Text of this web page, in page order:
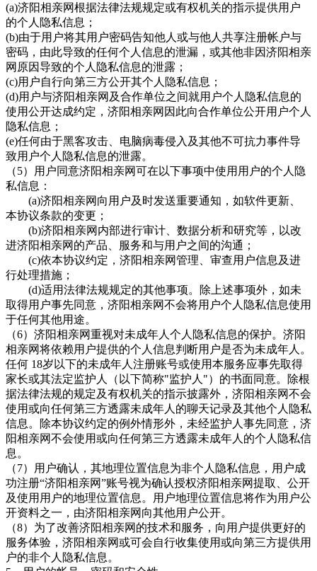
(a)济阳相亲网根据法律法规规定或有权机关的指示提供用户
的个人隐私信息；
(b)由于用户将其用户密码告知他人或与他人共享注册帐户与
密码，由此导致的任何个人信息的泄漏，或其他非因济阳相亲
网 原因导致的个人隐私信息的泄露；
(c)用户自行向第三方公开其个人隐私信息；
(d)用户与济阳相亲网及合作单位之间就用户个人隐私信息的
使用公开达成约定，济阳相亲网因此向合作单位公开用户个人
隐私信息；
(e)任何由于黑客攻击、电脑病毒侵入及其他不可抗力事件导
致用户个人隐私信息的泄露。
（5）用户同意济阳相亲网可在以下事项中使用用户的个人隐
私信息：
(a)济阳相亲网向用户及时发送重要通知，如软件更新、
本协议条款的变更；
(b)济阳相亲网内部进行审计、数据分析和研究等，以改
进济阳相亲网的产品、服务和与用户之间的沟通；
(c)依本协议约定， 济阳相亲网管理、审查用户信息及进
行处理措施；
(d)适用法律法规规定的其他事项。除上述事项外，如未
取得用户事先同意， 济阳相亲网不会将用户个人隐私信息使用
于任何其他用途。
（6） 济阳相亲网重视对未成年人个人隐私信息的保护。济阳
相亲网将依赖用户提供的个人信息判断用户是否为未成年人。
任何 18岁以下的未成年人注册账号或使用本服务应事先取得
家长或其法定监护人（以下简称"监护人"）的书面同意。除根
据法律法规的规定及有权机关的指示披露外， 济阳相亲网不会
使用或向任何第三方透露未成年人的聊天记录及其他个人隐私
信息。除本协议约定的例外情形外，未经监护人事先同意，济
阳相亲网不会使用或向任何第三方透露未成年人的个人隐私信
息。
（7）用户确认，其地理位置信息为非个人隐私信息，用户成
功注册“济阳相亲网”账号视为确认授权济阳相亲网提取、公开
及使用用户的地理位置信息。用户地理位置信息将作为用户公
开资料之一，由济阳相亲网向其他用户公开。
（8）为了改善济阳相亲网的技术和服务，向用户提供更好的
服务体验，济阳相亲网或可会自行收集使用或向第三方提供用
户的非个人隐私信息。